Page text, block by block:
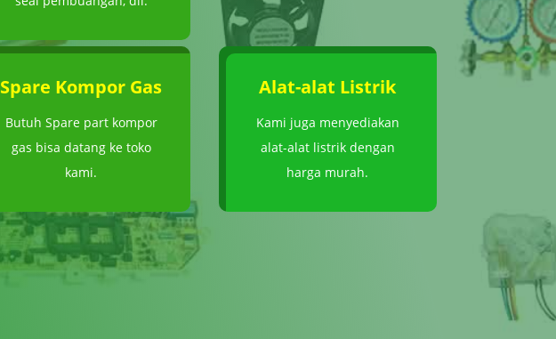
Spare Kompor Gas
Butuh Spare part kompor
gas bisa datang ke toko
kami.
Alat-alat Listrik
Kami juga menyediakan
alat-alat listrik dengan
harga murah.